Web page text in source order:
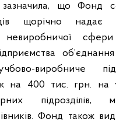
що Фонд
щорічно надає
сфери
виробниче
на 400 тис. грн. на
підрозділів,
Фонд також